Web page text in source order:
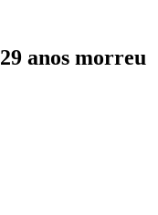
anos morreu